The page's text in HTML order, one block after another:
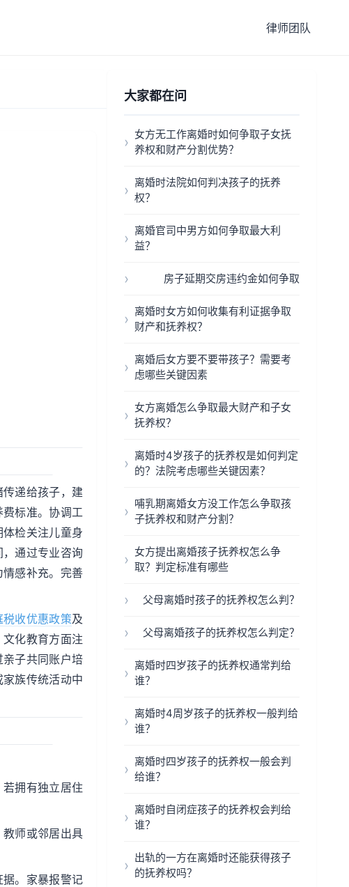
律师团队
递给孩子，建
标准。协调工
检关注儿童身
通过专业咨询
感补充。完善
税收优惠政策及
化教育方面注
子共同账户培
族传统活动中
拥有独立居住
师或邻居出具
。家暴报警记
大家都在问
女方无工作离婚时如何争取子女抚
养权和财产分割优势？
离婚时法院如何判决孩子的抚养
权？
离婚官司中男方如何争取最大利
益？
房子延期交房违约金如何争取
离婚时女方如何收集有利证据争取
财产和抚养权？
离婚后女方要不要带孩子？需要考
虑哪些关键因素
女方离婚怎么争取最大财产和子女
抚养权？
离婚时4岁孩子的抚养权是如何判定
的？法院考虑哪些关键因素？
哺乳期离婚女方没工作怎么争取孩
子抚养权和财产分割？
女方提出离婚孩子抚养权怎么争
取？判定标准有哪些
父母离婚时孩子的抚养权怎么判？
父母离婚孩子的抚养权怎么判定？
离婚时四岁孩子的抚养权通常判给
谁？
离婚时4周岁孩子的抚养权一般判给
谁？
离婚时四岁孩子的抚养权一般会判
给谁？
离婚时自闭症孩子的抚养权会判给
谁？
出轨的一方在离婚时还能获得孩子
的抚养权吗？